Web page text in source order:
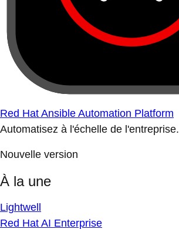
Red Hat Ansible Automation Platform
Automatisez à l'échelle de l'entreprise.
Nouvelle version
À la une
Lightwell
Red Hat AI Enterprise